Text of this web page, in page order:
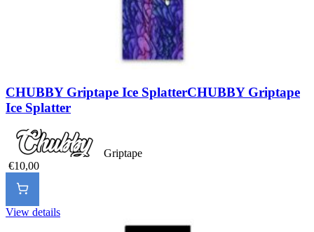
CHUBBY Griptape Ice SplatterCHUBBY Griptape
Ice Splatter
Griptape
€10,00
View details